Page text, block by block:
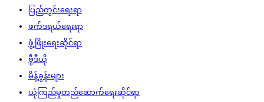
ပြည်တွင်းရေးရာ
ဖက်ဒရယ်ရေးရာ
ဖွံ့ဖြိုးရေးဆိုင်ရာ
ဗွီဒီယို
မိန့်ခွန်းများ
ယုံကြည်မှုတည်ဆောက်ရေးဆိုင်ရာ